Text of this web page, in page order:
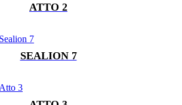
ATTO 2
SEALION 7